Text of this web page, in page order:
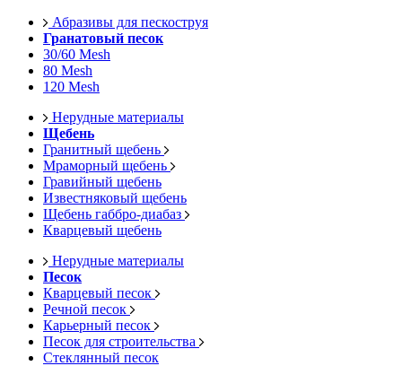
Абразивы для пескоструя
Гранатовый песок
30/60 Mesh
80 Mesh
120 Mesh
Нерудные материалы
Щебень
Гранитный щебень
Мраморный щебень
Гравийный щебень
Известняковый щебень
Щебень габбро-диабаз
Кварцевый щебень
Нерудные материалы
Песок
Кварцевый песок
Речной песок
Карьерный песок
Песок для строительства
Стеклянный песок